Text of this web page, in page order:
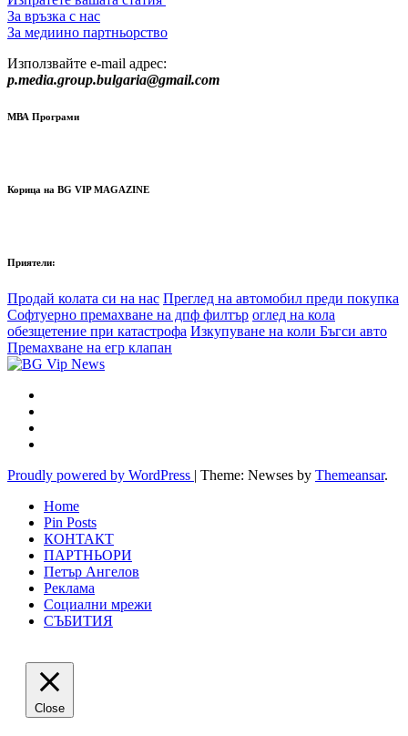
За връзка с нас
За медиино партньорство
Използвайте e-mail адрес:
p.media.group.bulgaria@gmail.com
МВА Програми
Корица на BG VIP MAGAZINE
Приятели:
Продай колата си на нас Преглед на автомобил преди покупка
Софтуерно премахване на дпф филтър оглед на кола
обезщетение при катастрофа Изкупуване на коли Бъгси авто
Премахване на егр клапан
Proudly powered by WordPress | Theme: Newses by Themeansar.
Home
Pin Posts
КОНТАКТ
ПАРТНЬОРИ
Петър Ангелов
Реклама
Социални мрежи
СЪБИТИЯ
Close